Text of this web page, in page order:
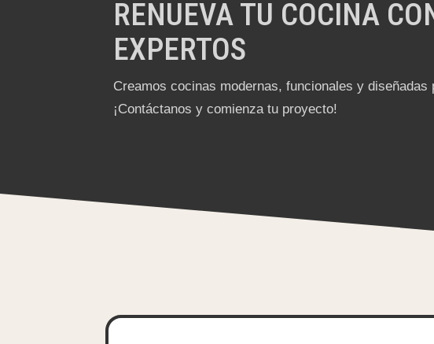
RENUEVA TU COCINA
EXPERTOS
Creamos cocinas modernas, funcionales y diseñadas
¡Contáctanos y comienza tu proyecto!